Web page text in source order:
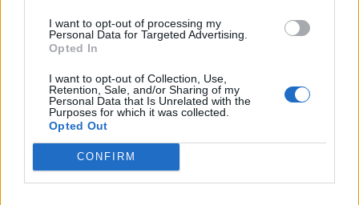
I want to opt-out of processing my
Personal Data for Targeted Advertising.
Opted In
I want to opt-out of Collection, Use,
Retention, Sale, and/or Sharing of my
Personal Data that Is Unrelated with the
Purposes for which it was collected.
Opted Out
CONFIRM